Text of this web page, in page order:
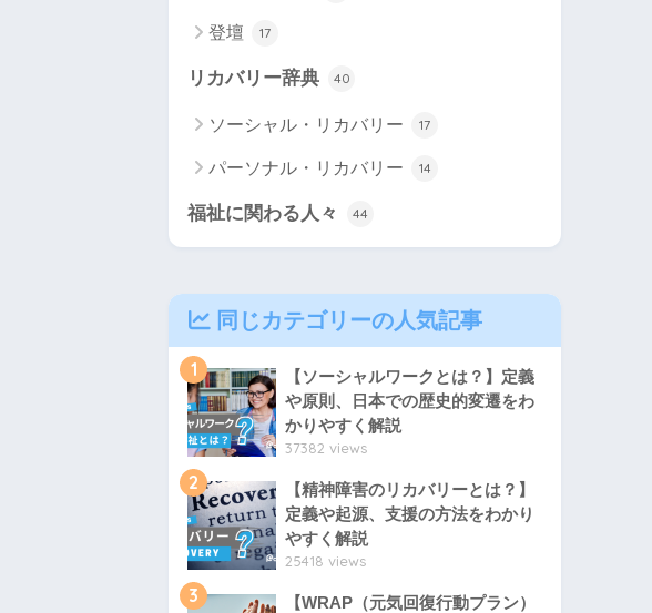
登壇 17
リカバリー辞典 40
ソーシャル・リカバリー 17
パーソナル・リカバリー 14
福祉に関わる人々 44
同じカテゴリーの人気記事
1
【ソーシャルワークとは？】定義
や原則、日本での歴史的変遷をわ
かりやすく解説
37382 views
2
【精神障害のリカバリーとは？】
定義や起源、支援の方法をわかり
やすく解説
25418 views
3
【WRAP（元気回復行動プラン）